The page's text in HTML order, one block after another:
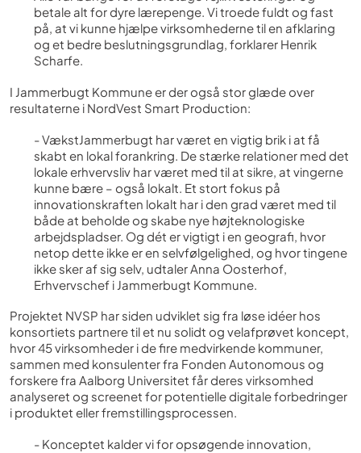
betale alt for dyre lærepenge. Vi troede fuldt og fast
på, at vi kunne hjælpe virksomhederne til en afklaring
og et bedre beslutningsgrundlag, forklarer Henrik
Scharfe.
I Jammerbugt Kommune er der også stor glæde over
resultaterne i NordVest Smart Production:
- VækstJammerbugt har været en vigtig brik i at få
skabt en lokal forankring. De stærke relationer med det
lokale erhvervsliv har været med til at sikre, at vingerne
kunne bære – også lokalt. Et stort fokus på
innovationskraften lokalt har i den grad været med til
både at beholde og skabe nye højteknologiske
arbejdspladser. Og dét er vigtigt i en geografi, hvor
netop dette ikke er en selvfølgelighed, og hvor tingene
ikke sker af sig selv, udtaler Anna Oosterhof,
Erhvervschef i Jammerbugt Kommune.
Projektet NVSP har siden udviklet sig fra løse idéer hos
konsortiets partnere til et nu solidt og velafprøvet koncept,
hvor 45 virksomheder i de fire medvirkende kommuner,
sammen med konsulenter fra Fonden Autonomous og
forskere fra Aalborg Universitet får deres virksomhed
analyseret og screenet for potentielle digitale forbedringer
i produktet eller fremstillingsprocessen.
- Konceptet kalder vi for opsøgende innovation,